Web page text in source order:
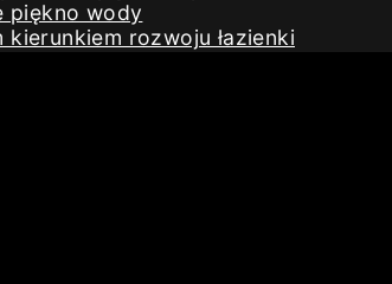
piękno wody
rozwoju łazienki